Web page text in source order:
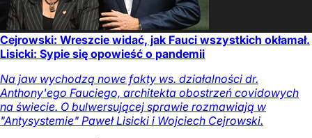
Cejrowski: Wreszcie widać, jak Fauci wszystkich okłamał.
Lisicki: Sypie się opowieść o pandemii
Na jaw wychodzą nowe fakty ws. działalności dr.
Anthony'ego Fauciego, architekta obostrzeń covidowych
na świecie. O bulwersującej sprawie rozmawiają w
"Antysystemie" Paweł Lisicki i Wojciech Cejrowski.